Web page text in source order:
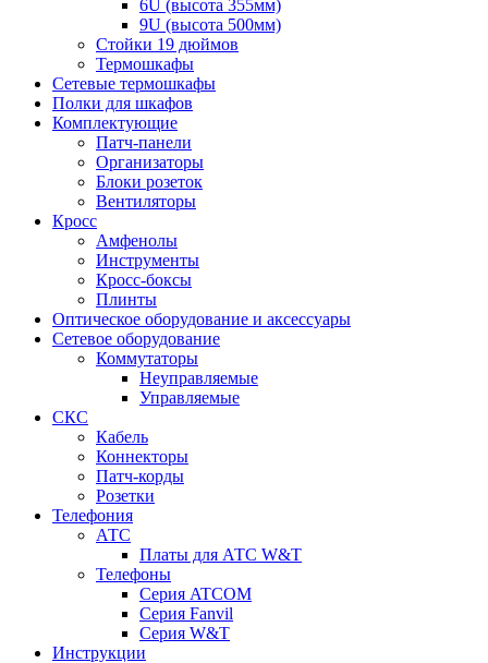
6U (высота 355мм)
9U (высота 500мм)
Стойки 19 дюймов
Термошкафы
Сетевые термошкафы
Полки для шкафов
Комплектующие
Патч-панели
Организаторы
Блоки розеток
Вентиляторы
Кросс
Амфенолы
Инструменты
Кросс-боксы
Плинты
Оптическое оборудование и аксессуары
Сетевое оборудование
Коммутаторы
Неуправляемые
Управляемые
СКС
Кабель
Коннекторы
Патч-корды
Розетки
Телефония
АТС
Платы для АТС W&T
Телефоны
Серия ATCOM
Серия Fanvil
Серия W&T
Инструкции